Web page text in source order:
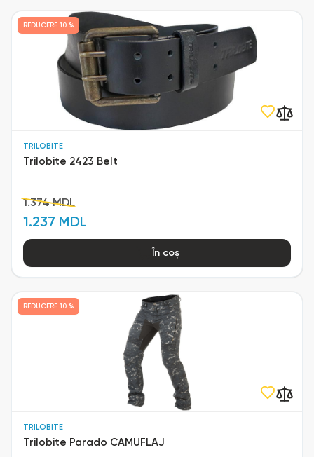
TRILOBITE
Trilobite 2423 Belt
1.374 MDL
1.237 MDL
REDUCERE 10 %
În coș
TRILOBITE
Trilobite Parado CAMUFLAJ
REDUCERE 10 %